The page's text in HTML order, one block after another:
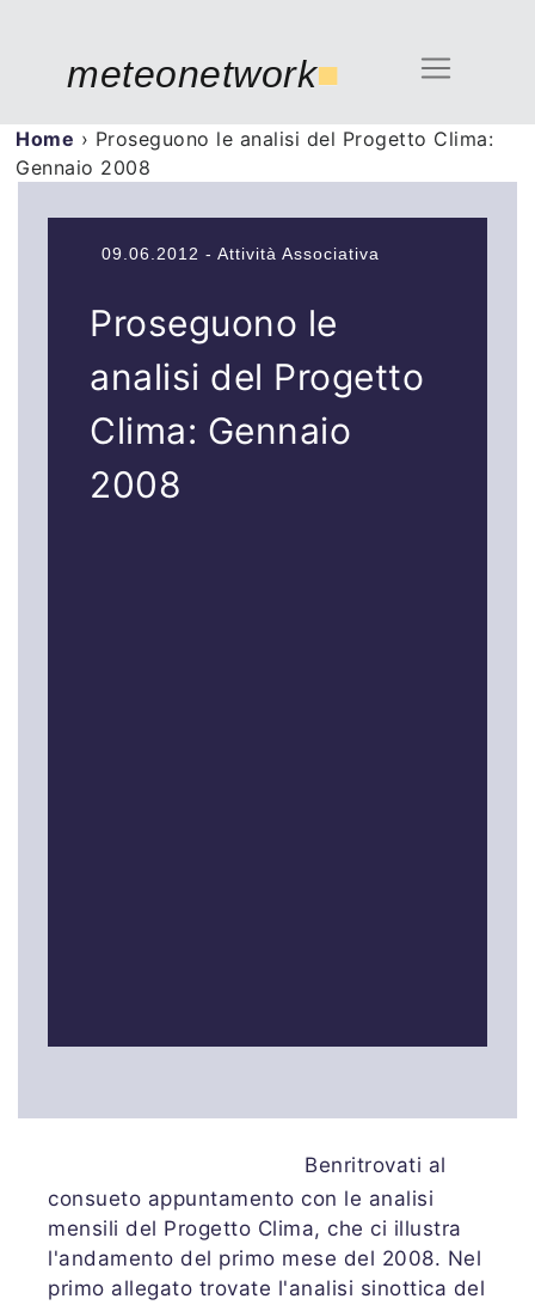
meteonetwork■
Home › Proseguono le analisi del Progetto Clima:
Gennaio 2008
09.06.2012 - Attività Associativa
Proseguono le
analisi del Progetto
Clima: Gennaio
2008
Benritrovati al
consueto appuntamento con le analisi
mensili del Progetto Clima, che ci illustra
l'andamento del primo mese del 2008. Nel
primo allegato trovate l'analisi sinottica del